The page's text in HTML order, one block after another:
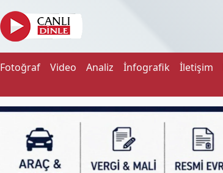
Fotoğraf Video Analiz İnfografik İletişim